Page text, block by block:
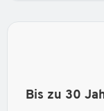
Bis zu 30